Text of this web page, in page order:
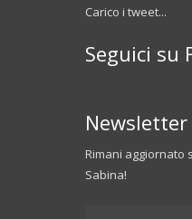
Carico i tweet...
Seguici su
Newsletter
Rimani aggiornato
Sabina!